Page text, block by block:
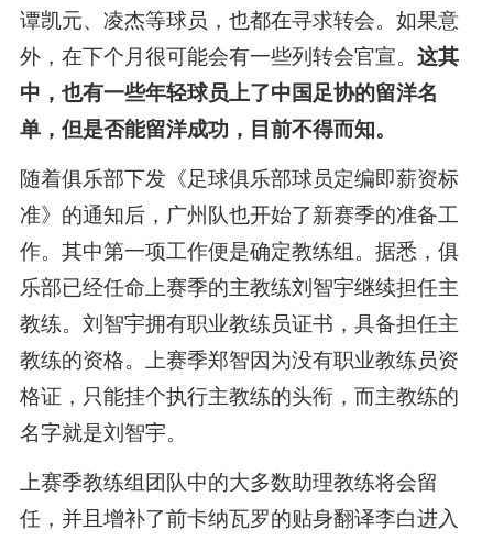
谭凯元、凌杰等球员，也都在寻求转会。如果意
外，在下个月很可能会有一些列转会官宣。 这其
中，也有一些年轻球员上了中国足协的留洋名
单，但是否能留洋成功，目前不得而知。
随着俱乐部下发《足球俱乐部球员定编即薪资标
准》的通知后，广州队也开始了新赛季的准备工
作。其中第一项工作便是确定教练组。据悉，俱
乐部已经任命上赛季的主教练刘智宇继续担任主
教练。刘智宇拥有职业教练员证书，具备担任主
教练的资格。上赛季郑智因为没有职业教练员资
格证，只能挂个执行主教练的头衔，而主教练的
名字就是刘智宇。
上赛季教练组团队中的大多数助理教练将会留
任，并且增补了前卡纳瓦罗的贴身翻译李白进入